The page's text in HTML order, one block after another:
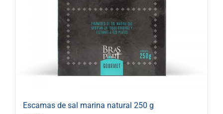
Escamas de sal marina natural 250 g